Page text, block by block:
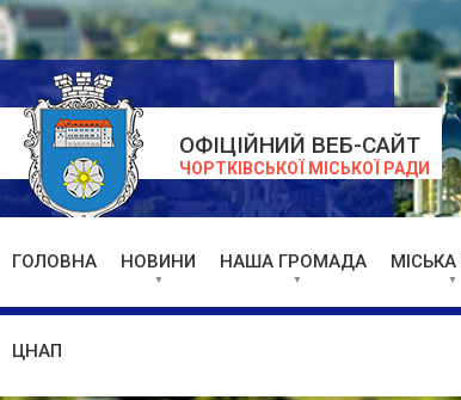
ОФІЦІЙНИЙ ВЕБ-САЙТ
ЧОРТКІВСЬКОЇ МІСЬКОЇ РАДИ
ГОЛОВНА НОВИНИ НАША ГРОМАДА
ЦНАП